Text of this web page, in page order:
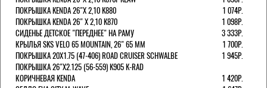
ПОКРЫШКА KENDA 26"Х 2,10 K880
1 074Р.
ПОКРЫШКА KENDA 26" Х 2,10 K870
1 098Р.
СИДЕНЬЕ ДЕТСКОЕ "ПЕРЕДНЕЕ" НА РАМУ
3 333Р.
КРЫЛЬЯ SKS VELO 65 MOUNTAIN, 26" 65 ММ
1 700Р.
ПОКРЫШКА 20X1.75 (47-406) ROAD CRUISER SCHWALBE
1 945Р.
ПОКРЫШКА 26"Х2.125 (56-559) K905 K-RAD
КОРИЧНЕВАЯ KENDA
1 420Р.